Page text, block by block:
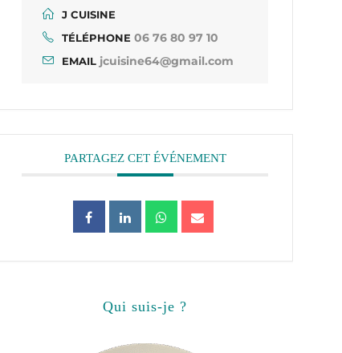
J CUISINE
TÉLÉPHONE 06 76 80 97 10
EMAIL jcuisine64@gmail.com
PARTAGEZ CET ÉVÉNEMENT
qui suis-je ?